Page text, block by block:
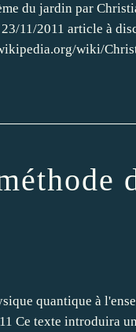
du jardin par
11/2011 article à
wiki/
quantique à
Ce texte introduira